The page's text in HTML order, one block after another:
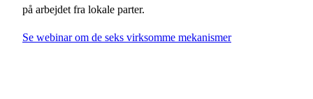
på arbejdet fra lokale parter.
Se webinar om de seks virksomme mekanismer